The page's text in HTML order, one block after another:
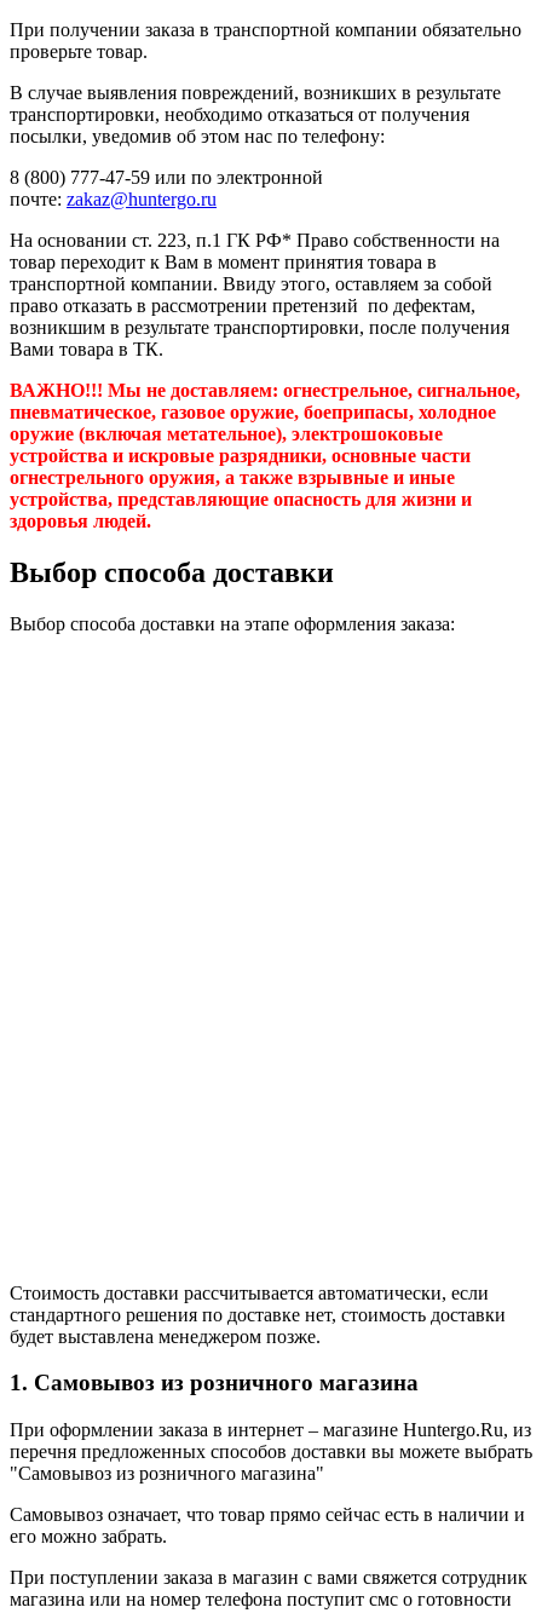
При получении заказа в транспортной компании обязательно
проверьте товар.
В случае выявления повреждений, возникших в результате
транспортировки, необходимо отказаться от получения
посылки, уведомив об этом нас по телефону:
8 (800) 777-47-59 или по электронной
почте: zakaz@huntergo.ru
На основании ст. 223, п.1 ГК РФ* Право собственности на
товар переходит к Вам в момент принятия товара в
транспортной компании. Ввиду этого, оставляем за собой
право отказать в рассмотрении претензий по дефектам,
возникшим в результате транспортировки, после получения
Вами товара в ТК.
ВАЖНО!!! Мы не доставляем: огнестрельное, сигнальное,
пневматическое, газовое оружие, боеприпасы, холодное
оружие (включая метательное), электрошоковые
устройства и искровые разрядники, основные части
огнестрельного оружия, а также взрывные и иные
устройства, представляющие опасность для жизни и
здоровья людей.
Выбор способа доставки
Выбор способа доставки на этапе оформления заказа:
Стоимость доставки рассчитывается автоматически, если
стандартного решения по доставке нет, стоимость доставки
будет выставлена менеджером позже.
1. Самовывоз из розничного магазина
При оформлении заказа в интернет – магазине Huntergo.Ru, из
перечня предложенных способов доставки вы можете выбрать
"Самовывоз из розничного магазина"
Самовывоз означает, что товар прямо сейчас есть в наличии и
его можно забрать.
При поступлении заказа в магазин с вами свяжется сотрудник
магазина или на номер телефона поступит смс о готовности